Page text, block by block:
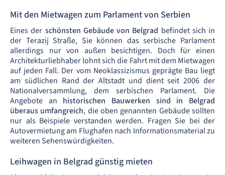
Mit den Mietwagen zum Parlament von Serbien
Eines der schönsten Gebäude von Belgrad befindet sich in
der Terazij Straße, Sie können das serbische Parlament
allerdings nur von außen besichtigen. Doch für einen
Architekturliebhaber lohnt sich die Fahrt mit dem Mietwagen
auf jeden Fall. Der vom Neoklassizismus geprägte Bau liegt
am südlichen Rand der Altstadt und dient seit 2006 der
Nationalversammlung, dem serbischen Parlament. Die
Angebote an historischen Bauwerken sind in Belgrad
überaus umfangreich, die oben genannten Gebäude sollten
nur als Beispiele verstanden werden. Fragen Sie bei der
Autovermietung am Flughafen nach Informationsmaterial zu
weiteren Sehenswürdigkeiten.
Leihwagen in Belgrad günstig mieten